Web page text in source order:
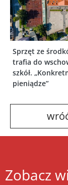
Sprzęt ze
trafia do
szkół.
pieniądze”
Zobacz